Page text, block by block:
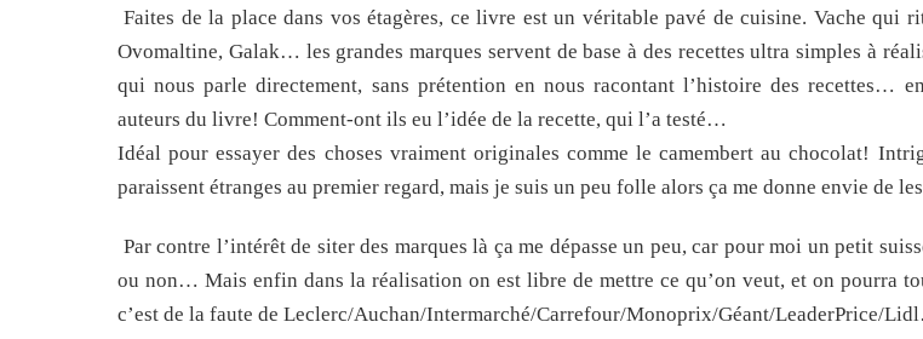
Faites de la place dans vos étagères, ce livre est un véritable pavé de cuisine. Vache qui
Ovomaltine, Galak… les grandes marques servent de base à des recettes ultra simples à
qui nous parle directement, sans prétention en nous racontant l’histoire des recettes…
auteurs du livre! Comment-ont ils eu l’idée de la recette, qui l’a testé…
Idéal pour essayer des choses vraiment originales comme le camembert au chocolat!
paraissent étranges au premier regard, mais je suis un peu folle alors ça me donne envie de
Par contre l’intérêt de siter des marques là ça me dépasse un peu, car pour moi un petit
ou non… Mais enfin dans la réalisation on est libre de mettre ce qu’on veut, et on pourra
c’est de la faute de Leclerc/Auchan/Intermarché/Carrefour/Monoprix/Géant/LeaderPrice/